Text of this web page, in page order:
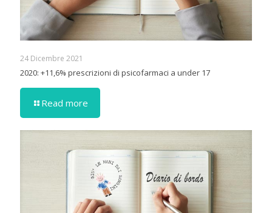
24 Dicembre 2021
2020: +11,6% prescrizioni di psicofarmaci a under 17
Read more